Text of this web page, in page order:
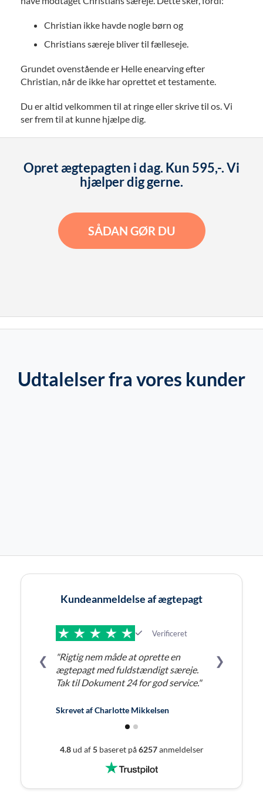
Christian ikke havde nogle børn og
Christians særeje bliver til fælleseje.
Grundet ovenstående er Helle enearving efter
Christian, når de ikke har oprettet et testamente.
Du er altid velkommen til at ringe eller skrive til os. Vi
ser frem til at kunne hjælpe dig.
Opret ægtepagten i dag. Kun 595,-. Vi
hjælper dig gerne.
SÅDAN GØR DU
Udtalelser fra vores kunder
Kundeanmeldelse af ægtepagt
❮ ❯
Verificeret
"Rigtig nem måde at oprette en
ægtepagt med fuldstændigt særeje.
Tak til Dokument 24 for god service."
Skrevet afCharlotte Mikkelsen
4.8ud af5baseret på6257anmeldelser